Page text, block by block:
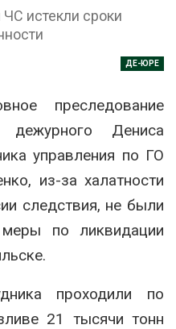
истекли сроки
ДЕ-ЮРЕ
преследование
дежурного Дениса
управления по ГО
из-за халатности
следствия, не были
по ликвидации
проходили по
21 тысячи тонн